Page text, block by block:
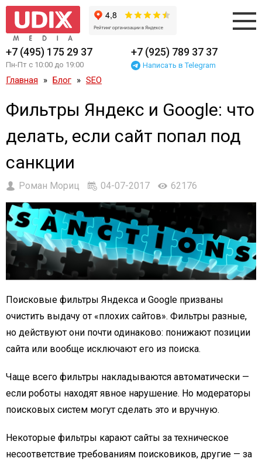
+7 (495) 175 29 37
Пн-Пт с 10:00 до 19:00
+7 (925) 789 37 37
Написать в Telegram
Главная Блог SEO
Фильтры Яндекс и Google: что
делать, если сайт попал под
санкции
Роман Мориц 04-07-2017 62176
Поисковые фильтры Яндекса и Google призваны
очистить выдачу от «плохих сайтов». Фильтры разные,
но действуют они почти одинаково: понижают позиции
сайта или вообще исключают его из поиска.
Чаще всего фильтры накладываются автоматически —
если роботы находят явное нарушение. Но модераторы
поисковых систем могут сделать это и вручную.
Некоторые фильтры карают сайты за техническое
несоответствие требованиям поисковиков, другие — за